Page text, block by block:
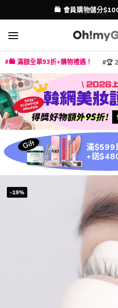
to
content
💳 支援消費券、FPS、八達
🛍️ 滿額全單93折+購物禮遇！ 🏆
滿$599
+送
-19%